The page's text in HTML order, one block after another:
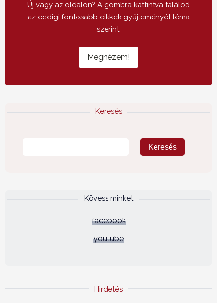
Új vagy az oldalon? A gombra kattintva találod
az eddigi fontosabb cikkek gyűjteményét téma
szerint.
Megnézem!
Keresés
Kövess minket
facebook
youtube
Hirdetés